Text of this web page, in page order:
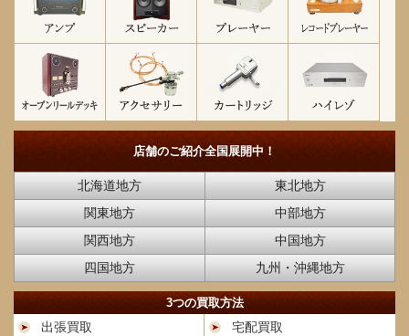
店舗のご紹介全国展開中！
北海道地方
東北地方
関東地方
中部地方
関西地方
中国地方
四国地方
九州・沖縄地方
3つの買取方法
出張買取
宅配買取